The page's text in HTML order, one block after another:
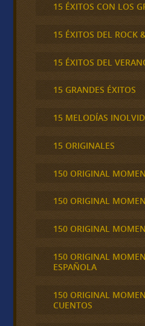
15 ÉXITOS CON LOS
15 ÉXITOS DEL ROCK
15 ÉXITOS DEL
15 GRANDES ÉXITOS
15 MELODÍAS
15 ORIGINALES
150 ORIGINAL
150 ORIGINAL
150 ORIGINAL
150 ORIGINAL
ESPAÑOLA
150 ORIGINAL
CUENTOS